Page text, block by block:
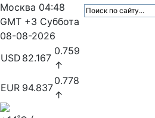
Москва 04:48
GMT +3 Суббота
08-08-2026
USD 82.167
0.759
↑
EUR 94.837
0.778
↑